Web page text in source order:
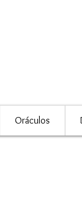
Oráculos